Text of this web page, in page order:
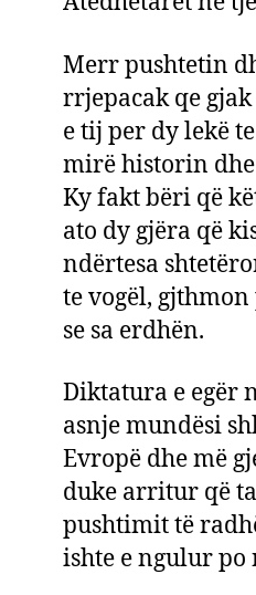
Merr pushtetin
rrjepacak qe
e tij per dy lekë
mirë historin
Ky fakt bëri që
ato dy gjëra që
ndërtesa
te vogël,
se sa erdhën.
Diktatura e egër
asnje mundësi
Evropë dhe më
duke arritur që
pushtimit të
ishte e ngulur po